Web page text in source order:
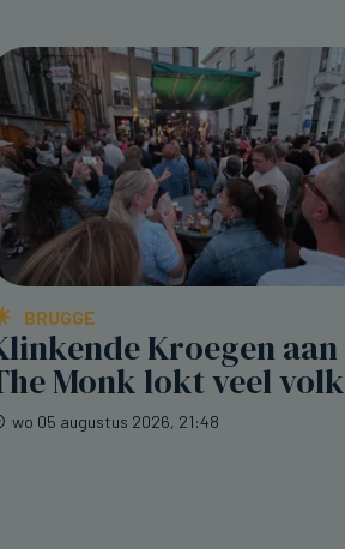
BRUGGE
Kroegen aan
Monk lokt veel volk
wo 05 augustus 2026, 21:48